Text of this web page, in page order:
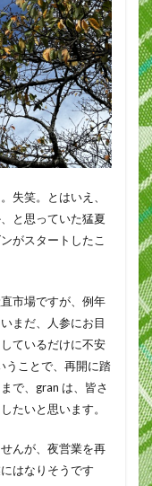
失笑。とはいえ、
と思っていた猛夏
がスタートしたこ
市場ですが、例年
まだ、人参にお目
ているだけに不安
うことで、再開に踏
で、gran は、皆さ
たいと思います。
んが、夜営業を再
はなりそうです